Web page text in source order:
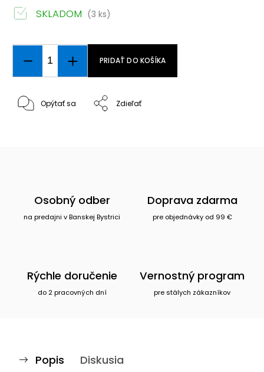
SKLADOM (3 ks)
PRIDAŤ DO KOŠÍKA
Opýtať sa Zdieľať
Osobný odber
na predajni v Banskej Bystrici
Doprava zdarma
pre objednávky od 99 €
Rýchle doručenie
do 2 pracovných dní
Vernostný program
pre stálych zákazníkov
Popis Diskusia